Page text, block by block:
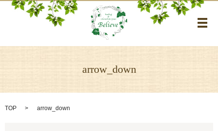
メ
arrow_down
TOP arrow_down